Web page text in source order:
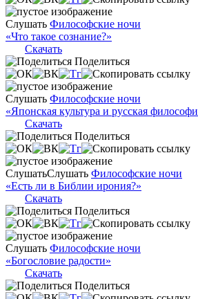
Слушать Философские ночи
«Что такое сознание?»
Скачать
Поделиться
Слушать Философские ночи
«Японская культура и русская
Скачать
Поделиться
СлушатьСлушать Философские ночи
«Есть ли в Библии ирония?»
Скачать
Поделиться
Слушать Философские ночи
«Богословие радости»
Скачать
Поделиться